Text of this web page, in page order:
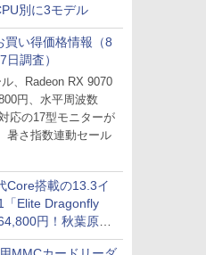
別に3モデル
買い得価格情報（8
日調査）
、Radeon RX 9070
円、水平周波数
応の17型モニターが
暑さ指数連動セール
Core搭載の13.3イ
「Elite Dragonfly
円！秋葉原で
ール